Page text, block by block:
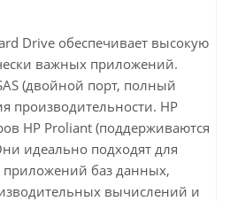
Drive обеспечивает высокую
важных приложений.
(двойной порт, полный
производительности. HP
HP Proliant (поддерживаются
идеально подходят для
приложений баз данных,
вычислений и